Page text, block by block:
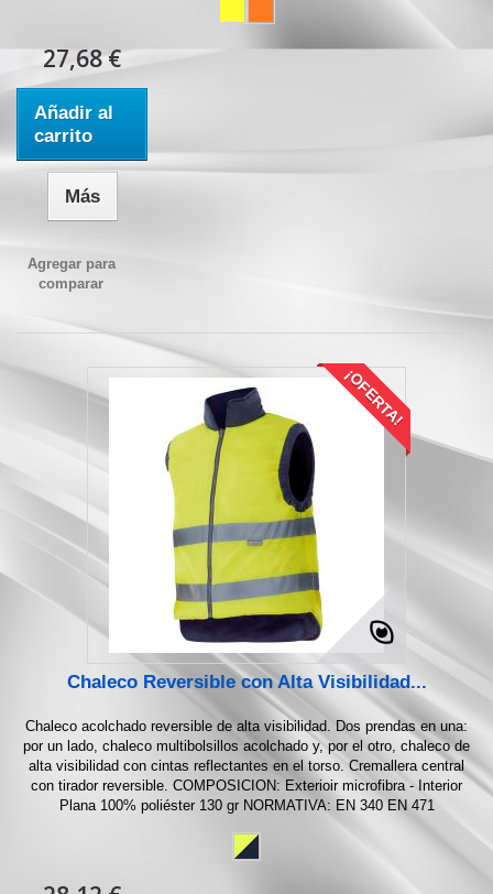
27,68 €
Añadir al
carrito
Más
Agregar para
comparar
¡OFERTA!
Chaleco Reversible con Alta Visibilidad...
Chaleco acolchado reversible de alta visibilidad. Dos prendas en una:
por un lado, chaleco multibolsillos acolchado y, por el otro, chaleco de
alta visibilidad con cintas reflectantes en el torso. Cremallera central
con tirador reversible. COMPOSICION: Exterioir microfibra - Interior
Plana 100% poliéster 130 gr NORMATIVA: EN 340 EN 471